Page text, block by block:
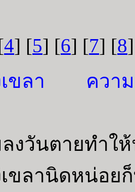
4] [5] [6] [7] [8
เขลา ความ
งวันตายทำใ
ขลานิดหน่อย